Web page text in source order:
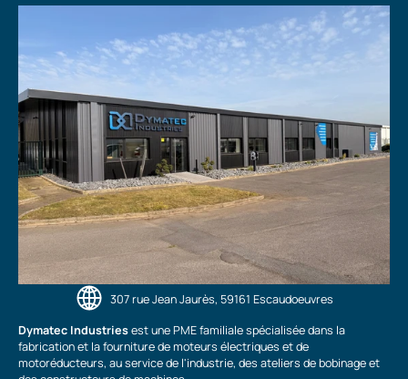
307 rue Jean Jaurès, 59161 Escaudoeuvres
Dymatec Industriesest une PME familiale spécialisée dans la
fabrication et la fourniture de moteurs électriques et de
motoréducteurs, au service de l'industrie, des ateliers de bobinage et